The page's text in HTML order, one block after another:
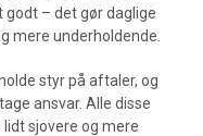
– det gør daglige
mere underholdende.
styr på aftaler, og
ansvar. Alle disse
sjovere og mere